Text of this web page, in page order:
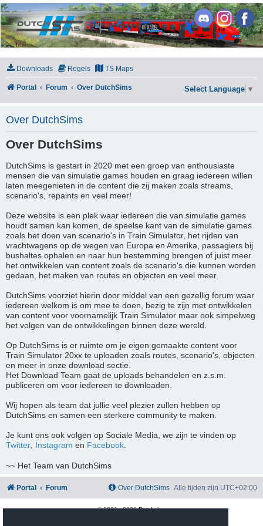
DutchSims
Downloads Regels TS Maps
Portal Forum Over DutchSims Select Language ▼
Over DutchSims
Over DutchSims
DutchSims is gestart in 2020 met een groep van enthousiaste
mensen die van simulatie games houden en graag iedereen willen
laten meegenieten in de content die zij maken zoals streams,
scenario's, repaints en veel meer!
Deze website is een plek waar iedereen die van simulatie games
houdt samen kan komen, de speelse kant van de simulatie games
zoals het doen van scenario's in Train Simulator, het rijden van
vrachtwagens op de wegen van Europa en Amerika, passagiers bij
bushaltes ophalen en naar hun bestemming brengen of juist meer
het ontwikkelen van content zoals de scenario's die kunnen worden
gedaan, het maken van routes en objecten en veel meer.
DutchSims voorziet hierin door middel van een gezellig forum waar
iedereen welkom is om mee te doen, bezig te zijn met ontwikkelen
van content voor voornamelijk Train Simulator maar ook simpelweg
het volgen van de ontwikkelingen binnen deze wereld.
Op DutchSims is er ruimte om je eigen gemaakte content voor
Train Simulator 20xx te uploaden zoals routes, scenario's, objecten
en meer in onze download sectie.
Het Download Team gaat de uploads behandelen en z.s.m.
publiceren om voor iedereen te downloaden.
Wij hopen als team dat jullie veel plezier zullen hebben op
DutchSims en samen een sterkere community te maken.
Je kunt ons ook volgen op Sociale Media, we zijn te vinden op
Twitter
Instagram en Facebook
~~ Het Team van DutchSims
Portal Forum Alle tijden zijn UTC+02:00
Over DutchSims
© 2020 -2026Dutchsims